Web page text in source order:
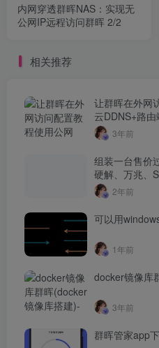
内网穿透群晖NAS：实现无
公网IP远程访问群晖 2/2
相关推荐
让群晖在外网
云DDNS+路
3年前
组装一台售价
硬解、万兆、
NAS！便宜打
晖！
2年前
可以用
1年前
docker镜像库
3年前
群晖管家app